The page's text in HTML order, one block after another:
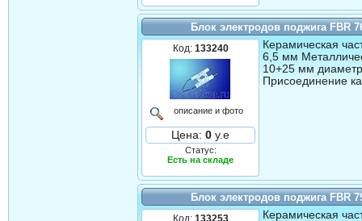
Блок электродов поджига FBR
Код: 133240
описание и фото
Цена: 0 у.е
Статус:
Есть на складе
Керамическая
6,5 мм
10+25 мм
Присоединение
Блок электродов поджига FBR
Керамическая